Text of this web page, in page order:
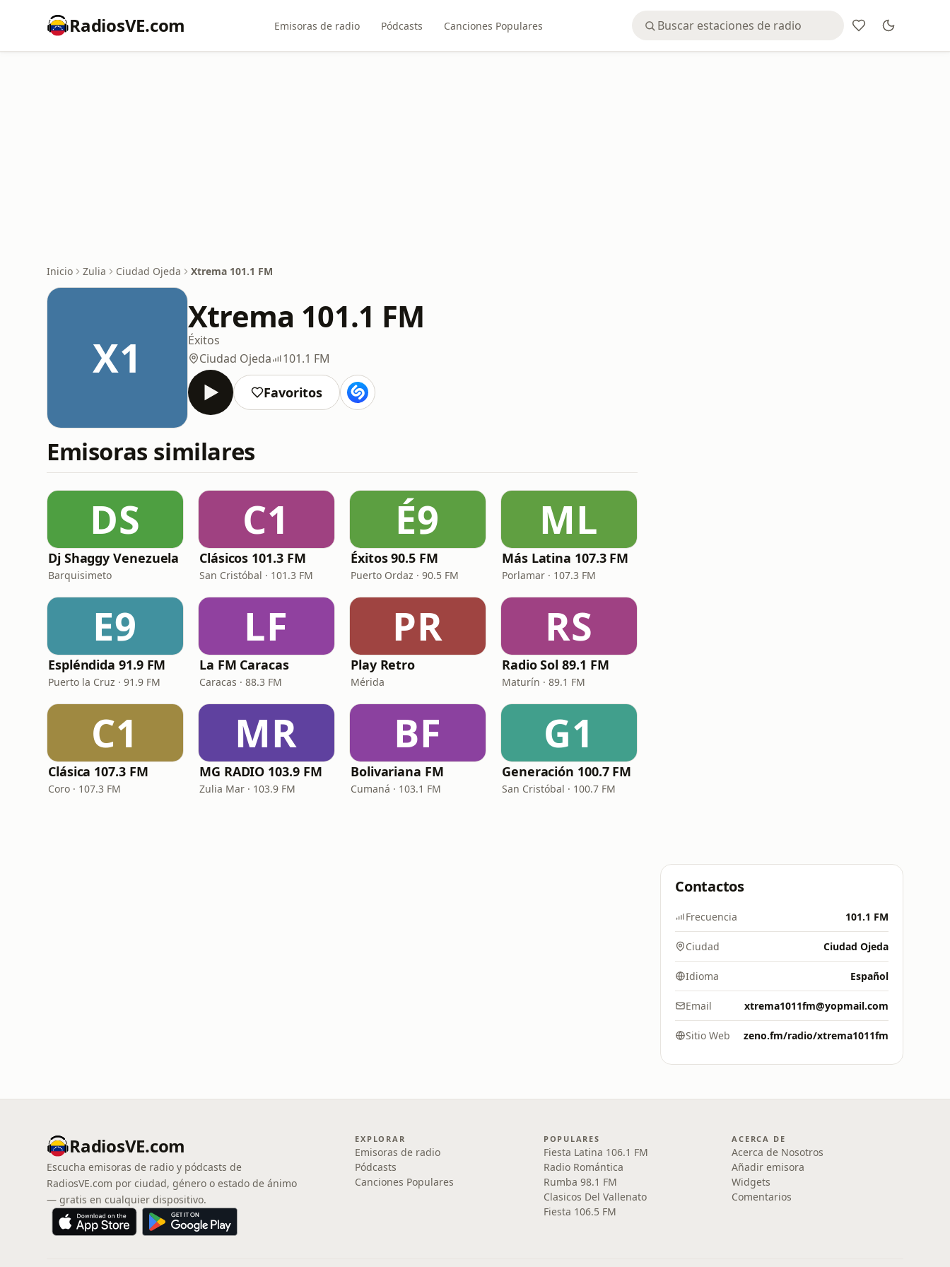
RadiosVE.com Emisoras de radio Pódcasts Canciones Populares
Inicio Zulia Ciudad Ojeda Xtrema 101.1 FM
X1
Xtrema 101.1 FM
Éxitos
Ciudad Ojeda
101.1 FM
Favoritos
Emisoras similares
DS
Dj Shaggy Venezuela
Barquisimeto
C1
Clásicos 101.3 FM
San Cristóbal · 101.3 FM
É9
Éxitos 90.5 FM
Puerto Ordaz · 90.5 FM
ML
Más Latina 107.3 FM
Porlamar · 107.3 FM
E9
Espléndida 91.9 FM
Puerto la Cruz · 91.9 FM
LF
La FM Caracas
Caracas · 88.3 FM
PR
Play Retro
Mérida
RS
Radio Sol 89.1 FM
Maturín · 89.1 FM
C1
Clásica 107.3 FM
Coro · 107.3 FM
MR
MG RADIO 103.9 FM
Zulia Mar · 103.9 FM
BF
Bolivariana FM
Cumaná · 103.1 FM
G1
Generación 100.7 FM
San Cristóbal · 100.7 FM
Contactos
Frecuencia 101.1 FM
Ciudad Ciudad Ojeda
Idioma Español
Email xtrema1011fm@yopmail.com
Sitio Web zeno.fm/radio/xtrema1011fm
RadiosVE.com
Escucha emisoras de radio y pódcasts de
RadiosVE.com por ciudad, género o estado de ánimo
— gratis en cualquier dispositivo.
EXPLORAR
Emisoras de radio
Pódcasts
Canciones Populares
POPULARES
Fiesta Latina 106.1 FM
Radio Romántica
Rumba 98.1 FM
Clasicos Del Vallenato
Fiesta 106.5 FM
ACERCA DE
Acerca de Nosotros
Añadir emisora
Widgets
Comentarios